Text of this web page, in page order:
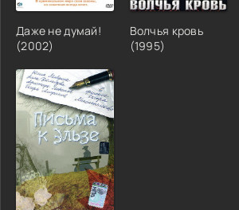
Даже не думай!
(2002)
Волчья кровь
(1995)